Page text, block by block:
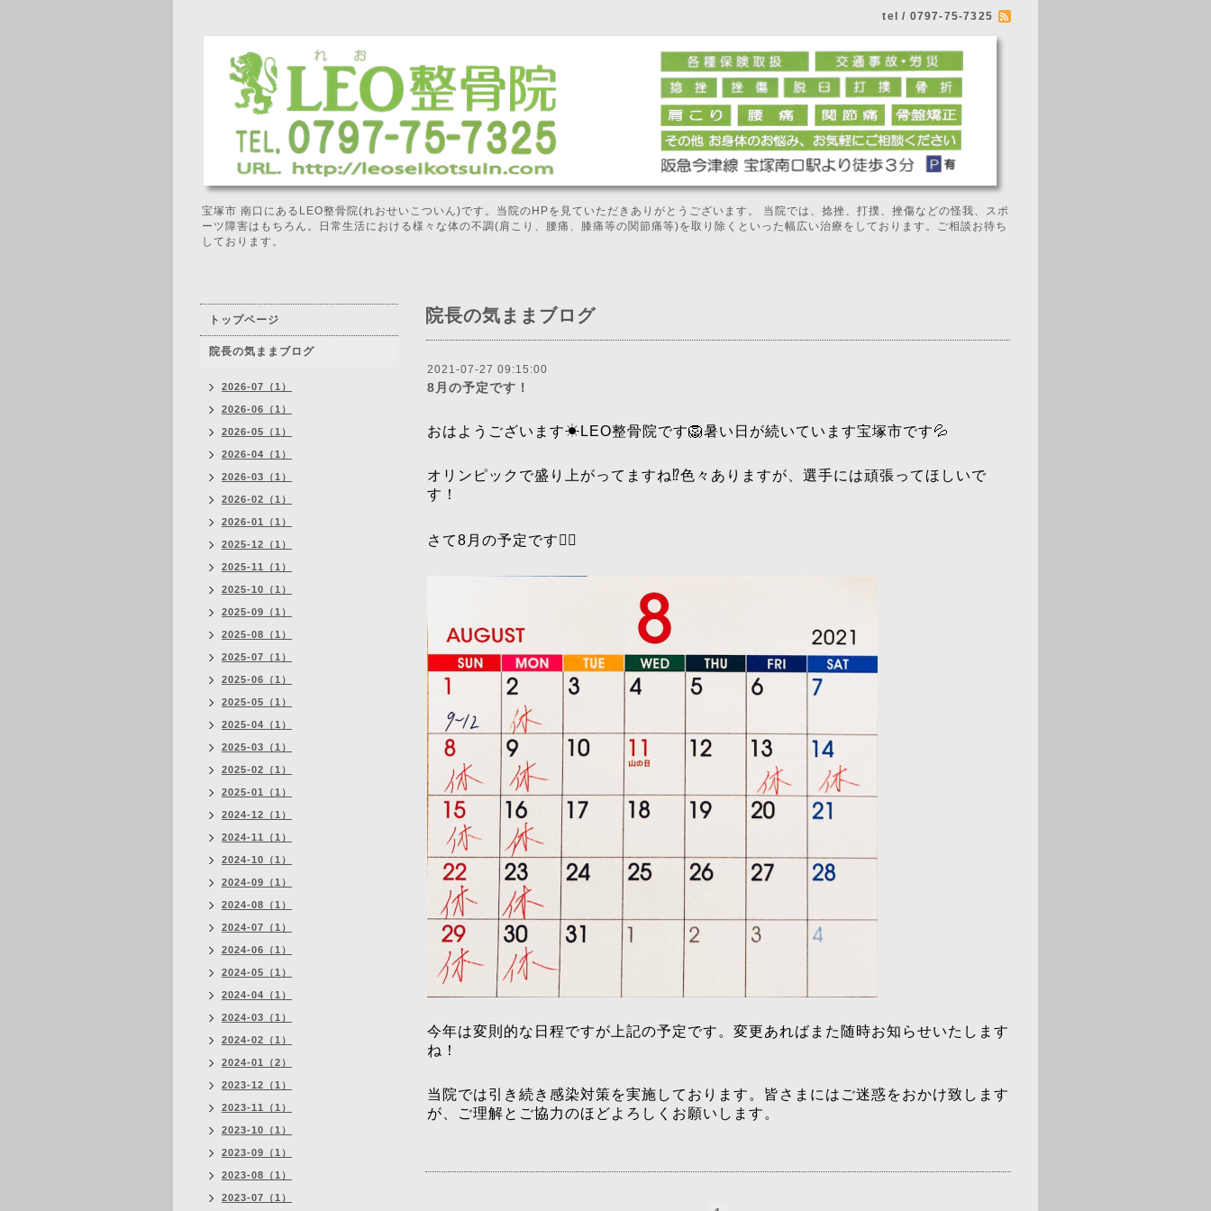
tel / 0797-75-7325
宝塚市 南口にあるLEO整骨院(れおせいこついん)です。当院のHPを見ていただきありがとうございます。 当院では、捻挫、打撲、挫傷などの怪我、スポ
ーツ障害はもちろん。日常生活における様々な体の不調(肩こり、腰痛、膝痛等の関節痛等)を取り除くといった幅広い治療をしております。ご相談お待ち
しております。
院長の気ままブログ
2021-07-27 09:15:00
8月の予定です！
おはようございます☀LEO整骨院です🦁暑い日が続いています宝塚市です💦
オリンピックで盛り上がってますね⁉️色々ありますが、選手には頑張ってほしいで
す！
さて8月の予定です👇🏻
今年は変則的な日程ですが上記の予定です。変更あればまた随時お知らせいたします
ね！
当院では引き続き感染対策を実施しております。皆さまにはご迷惑をおかけ致します
が、ご理解とご協力のほどよろしくお願いします。
トップページ
院長の気ままブログ
2026-07（1）
2026-06（1）
2026-05（1）
2026-04（1）
2026-03（1）
2026-02（1）
2026-01（1）
2025-12（1）
2025-11（1）
2025-10（1）
2025-09（1）
2025-08（1）
2025-07（1）
2025-06（1）
2025-05（1）
2025-04（1）
2025-03（1）
2025-02（1）
2025-01（1）
2024-12（1）
2024-11（1）
2024-10（1）
2024-09（1）
2024-08（1）
2024-07（1）
2024-06（1）
2024-05（1）
2024-04（1）
2024-03（1）
2024-02（1）
2024-01（2）
2023-12（1）
2023-11（1）
2023-10（1）
2023-09（1）
2023-08（1）
2023-07（1）